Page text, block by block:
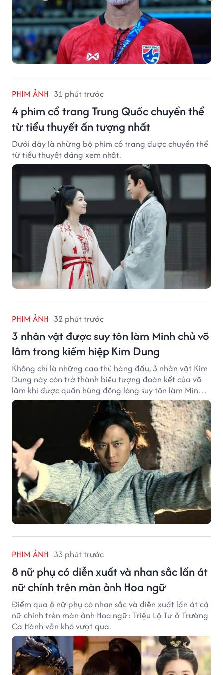
PHIM ẢNH 31 phút trước
4 phim cổ trang Trung Quốc chuyển thể
từ tiểu thuyết ấn tượng nhất
Dưới đây là những bộ phim cổ trang được chuyển thể
từ tiểu thuyết đáng xem nhất.
PHIM ẢNH 32 phút trước
3 nhân vật được suy tôn làm Minh chủ võ
lâm trong kiếm hiệp Kim Dung
Không chỉ là những cao thủ hàng đầu, 3 nhân vật Kim
Dung này còn trở thành biểu tượng đoàn kết của võ
lâm khi được quần hùng đồng lòng suy tôn làm Minh
chủ.
PHIM ẢNH 33 phút trước
8 nữ phụ có diễn xuất và nhan sắc lấn át
nữ chính trên màn ảnh Hoa ngữ
Điểm qua 8 nữ phụ có nhan sắc và diễn xuất lấn át cả
nữ chính trên màn ảnh Hoa ngữ: Triệu Lộ Tư ở Trường
Ca Hành vẫn khó vượt qua.